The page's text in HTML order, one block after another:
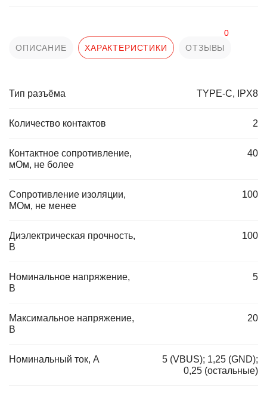
ОПИСАНИЕ ХАРАКТЕРИСТИКИ ОТЗЫВЫ
0
Тип разъёма TYPE-C, IPX8
Количество контактов 2
Контактное сопротивление,
мОм, не более
40
Сопротивление изоляции,
МОм, не менее
100
Диэлектрическая прочность,
В
100
Номинальное напряжение,
В
5
Максимальное напряжение,
В
20
Номинальный ток, А
5 (VBUS); 1,25 (GND);
0,25 (остальные)